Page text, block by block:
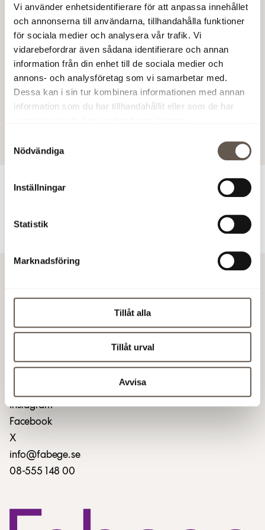
Vi använder enhetsidentifierare för att anpassa innehållet
och annonserna till användarna, tillhandahålla funktioner
för sociala medier och analysera vår trafik. Vi
vidarebefordrar även sådana identifierare och annan
information från din enhet till de sociala medier och
annons- och analysföretag som vi samarbetar med.
Dessa kan i sin tur kombinera informationen med annan
information som du har tillhandahållit eller som de har
Nödvändiga
Inställningar
Statistik
Marknadsföring
Tillåt alla
Tillåt urval
Avvisa
av aktierna i Fabege AB och har påkallat tvångsinlösen
av kvarvarande utestående aktier. Fabege AB (publ)
Styrelsen För ytterligare information: Erik Paulsson,
Styrelseordförande Fabege, 08-555 148 18, 0733-87 18 18
Olle Knaust, VD Fabege, 08-555 148 10, 0733-87 18 10
Åsvor Brynnel, Informationschef Fabege, 08-769 30 20,
070-600 73 21
För ytterligare information
GDPR
Instagram
Facebook
X
info@fabege.se
08-555 148 00